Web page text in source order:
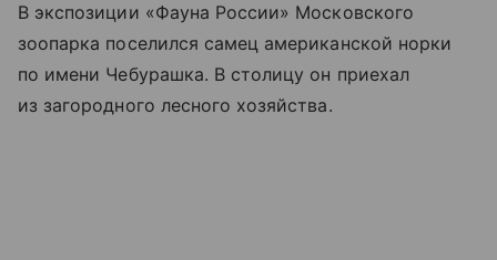
В экспозиции «Фауна России» Московского
зоопарка поселился самец американской норки
по имени Чебурашка. В столицу он приехал
из загородного лесного хозяйства.